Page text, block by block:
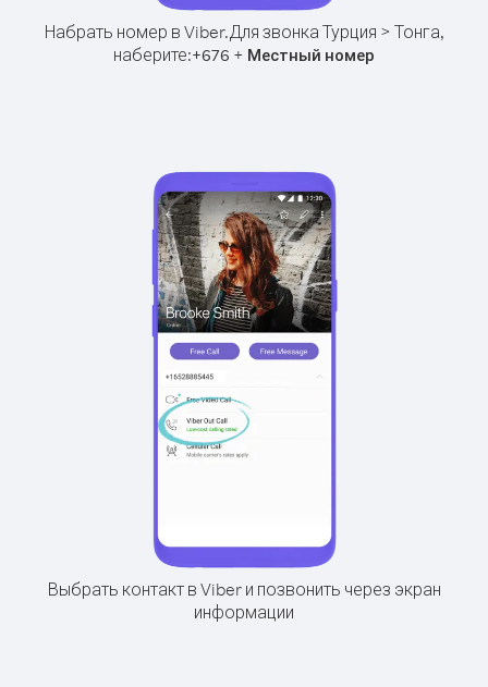
Набрать номер в Viber.Для звонка Турция > Тонга,
наберите:+676 + Местный номер
Выбрать контакт в Viber и позвонить через экран
информации